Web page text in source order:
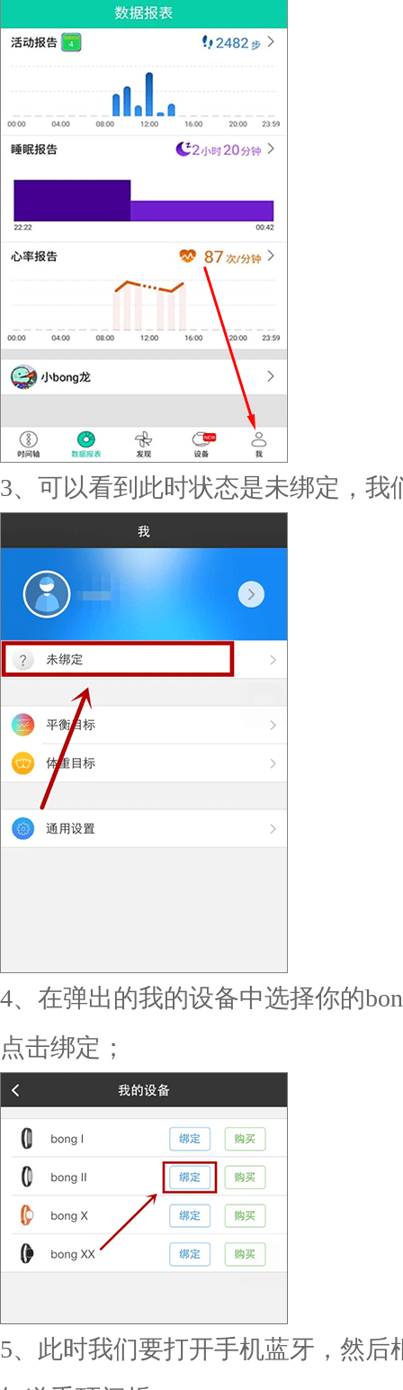
3、可以看到此时状态是未绑定，我
4、在弹出的我的设备中选择你的
点击绑定；
5、此时我们要打开手机蓝牙，然后